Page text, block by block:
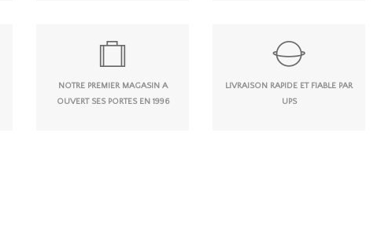
NOTRE PREMIER MAGASIN A
OUVERT SES PORTES EN 1996
LIVRAISON RAPIDE ET FIABLE PAR
UPS